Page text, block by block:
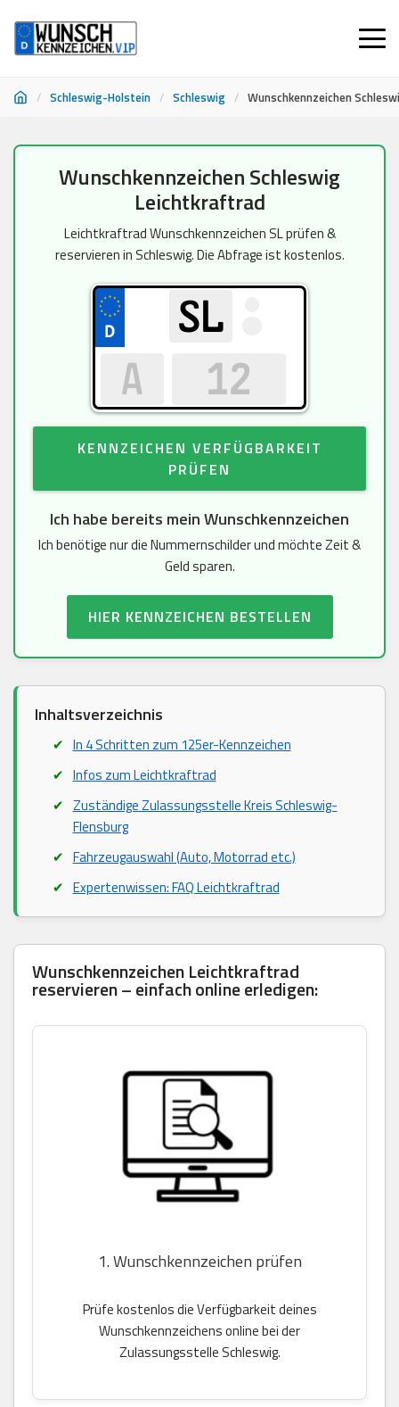
/ Schleswig-Holstein / Schleswig / Wunschkennzeichen
Wunschkennzeichen Schleswig
Leichtkraftrad
Leichtkraftrad Wunschkennzeichen SL prüfen &
reservieren in Schleswig. Die Abfrage ist kostenlos.
KENNZEICHEN VERFÜGBARKEIT
PRÜFEN
Ich habe bereits mein Wunschkennzeichen
Ich benötige nur die Nummernschilder und möchte Zeit &
Geld sparen.
HIER KENNZEICHEN BESTELLEN
Inhaltsverzeichnis
In 4 Schritten zum 125er-Kennzeichen
Infos zum Leichtkraftrad
Zuständige Zulassungsstelle Kreis Schleswig-
Flensburg
Fahrzeugauswahl (Auto, Motorrad etc.)
Expertenwissen: FAQ Leichtkraftrad
Wunschkennzeichen Leichtkraftrad
reservieren – einfach online erledigen:
1. Wunschkennzeichen prüfen
Prüfe kostenlos die Verfügbarkeit deines
Wunschkennzeichens online bei der
Zulassungsstelle Schleswig.